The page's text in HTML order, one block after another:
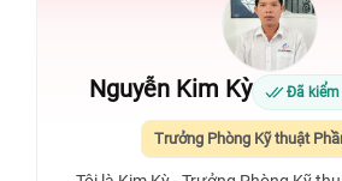
ảnh hưởng trực tiếp đến chất
nghiệm sử dụng. Trong quá
dùng có thể gặp các dấu hiệu như
không thể lấy nét, ứng dụng
màn hình chỉ hiển thị màu đen khi
vấn đề này có thể bắt nguồn từ lỗi
Nguyễn Kim Kỳ Đã
Trưởng Phòng Kỹ thuật